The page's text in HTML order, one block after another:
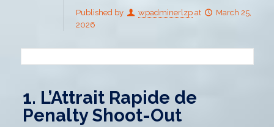
Published by wpadminerlzp at
March 25,
2026
1. L’Attrait Rapide de
Penalty Shoot-Out